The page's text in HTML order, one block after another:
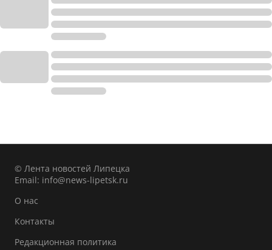
© Лента новостей Липецка
Email: info@news-lipetsk.ru
О нас
Контакты
Редакционная политика